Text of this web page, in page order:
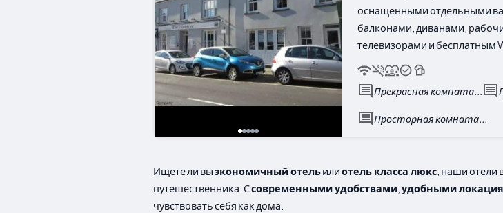
оснащенными отдельными
балконами, диванами,
телевизорами и бесплатным
Прекрасная комната...
Просторная комната...
Ищете ли выэкономичный отельилиотель класса люкс , наши отели
путешественника. Ссовременными удобствами удобными
чувствовать себя как дома.